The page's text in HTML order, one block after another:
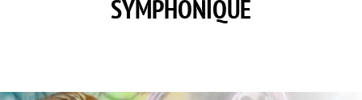
SYMPHONIQUE